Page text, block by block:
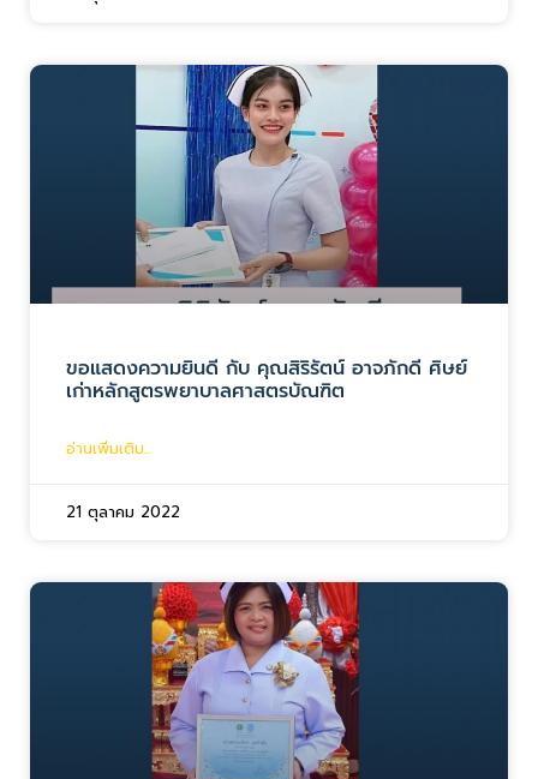
ขอแสดงความยินดี กับ คุณสิริรัตน์ อาจภักดี ศิษย์
เก่าหลักสูตรพยาบาลศาสตรบัณฑิต
อ่านเพิ่มเติม...
21 ตุลาคม 2022